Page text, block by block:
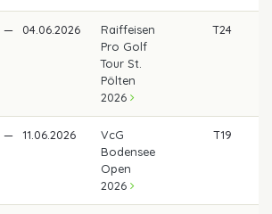
— 04.06.2026
Raiffeisen
Pro Golf
Tour St.
Pölten
2026
T24
— 11.06.2026
VcG
Bodensee
Open
2026
T19